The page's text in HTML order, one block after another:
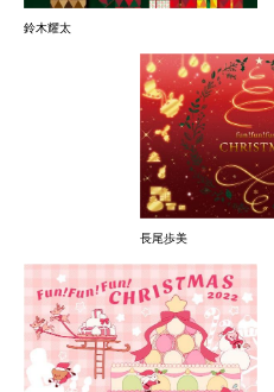
鈴木耀太
長尾歩美